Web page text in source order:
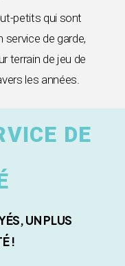
petits qui sont
service de garde,
terrain de jeu de
les années.
DE
UN PLUS
!